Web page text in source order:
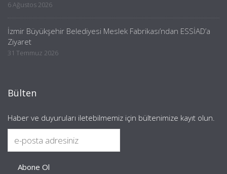
6 Ağustos 2026
İzmir Büyükşehir Belediyesi Meslek Fabrikası’ndan ESSİAD’a
Ziyaret
31 Temmuz 2026
Bülten
Haber ve duyuruları iletebilmemiz için bültenimize kayıt olun.